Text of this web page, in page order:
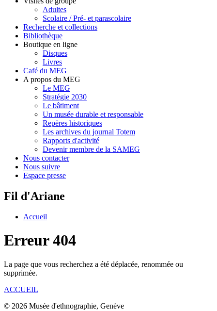
Adultes
Scolaire / Pré- et parascolaire
Recherche et collections
Bibliothèque
Boutique en ligne
Disques
Livres
Café du MEG
A propos du MEG
Le MEG
Stratégie 2030
Le bâtiment
Un musée durable et responsable
Repères historiques
Les archives du journal Totem
Rapports d'activité
Devenir membre de la SAMEG
Nous contacter
Nous suivre
Espace presse
Fil d'Ariane
Accueil
Erreur 404
La page que vous recherchez a été déplacée, renommée ou
supprimée.
ACCUEIL
© 2026 Musée d'ethnographie, Genève